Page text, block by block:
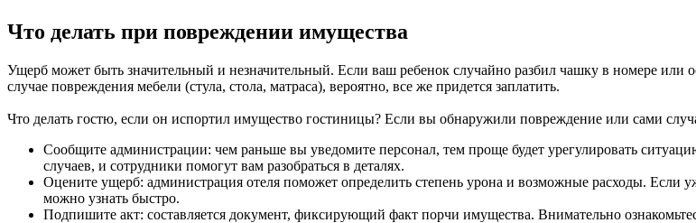
Что делать при повреждении имущества
Ущерб может быть значительный и незначительный. Если ваш ребенок случайно разбил чашку в номере или
случае повреждения мебели (стула, стола, матраса), вероятно, все же придется заплатить.
Что делать гостю, если он испортил имущество гостиницы? Если вы обнаружили повреждение или сами
Сообщите администрации: чем раньше вы уведомите персонал, тем проще будет урегулировать
случаев, и сотрудники помогут вам разобраться в деталях.
Оцените ущерб: администрация отеля поможет определить степень урона и возможные расходы. Если
можно узнать быстро.
Подпишите акт: составляется документ, фиксирующий факт порчи имущества. Внимательно